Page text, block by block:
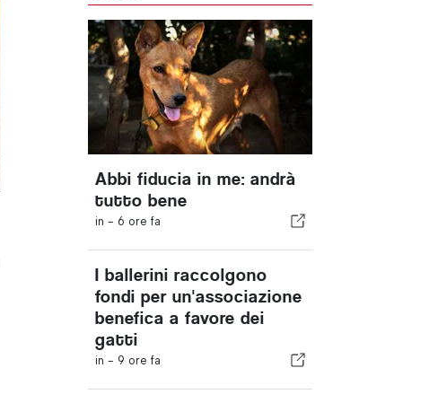
Abbi fiducia in me: andrà
tutto bene
in - 6 ore fa
I ballerini raccolgono
fondi per un'associazione
benefica a favore dei
gatti
in - 9 ore fa